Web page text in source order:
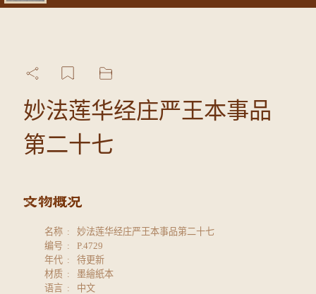
妙法莲华经庄严王本事品
第二十七
名称
妙法莲华经庄严王本事品第二十七
编号
P.4729
年代
待更新
材质
墨繪紙本
语言
中文